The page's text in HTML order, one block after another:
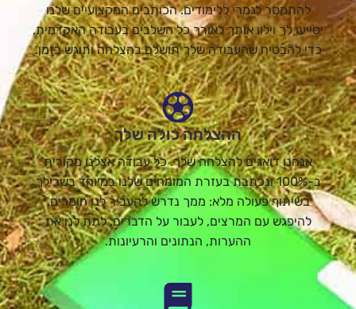
להתמסר לגמרי ללימודים. הכותבים המקצועיים שלנו
יסייעו לך וילוו אותך לאורך כל השלבים בעבודה האקדמית,
כדי להבטיח שהעבודה שלך תושלם בהצלחה ותוגש בזמן.
ההצלחה כולה שלך
אנחנו דואגים להצלחה שלך. כל עבודה אצלנו מקורית
ב-100% ונכתבת בעזרת המומחים שלנו במיוחד בשבילך
בשיתוף פעולה מלא: ממך נדרש להעביר לנו חומרים,
להיפגש עם המרצים, לעבור על הדברים, לתת לנו את
ההערות, הנתונים והרעיונות.